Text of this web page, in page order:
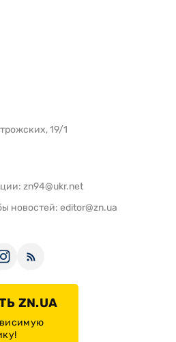
19/1
zn94@ukr.net
новостей: editor@zn.ua
ZN.UA